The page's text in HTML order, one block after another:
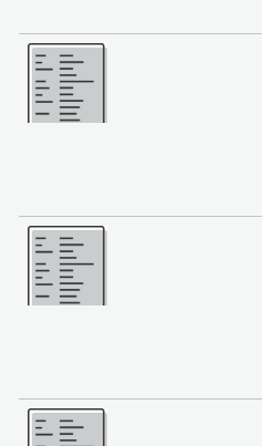
Więcej
Więcej
Więcej